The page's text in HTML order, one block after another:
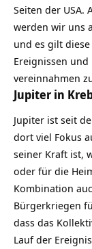
Seiten der USA.
werden wir uns
und es gilt
Ereignissen
vereinnahmen
Jupiter in
Jupiter ist seit
dort viel Fokus
seiner Kraft ist,
oder für die
Kombination
Bürgerkriegen
dass das
Lauf der